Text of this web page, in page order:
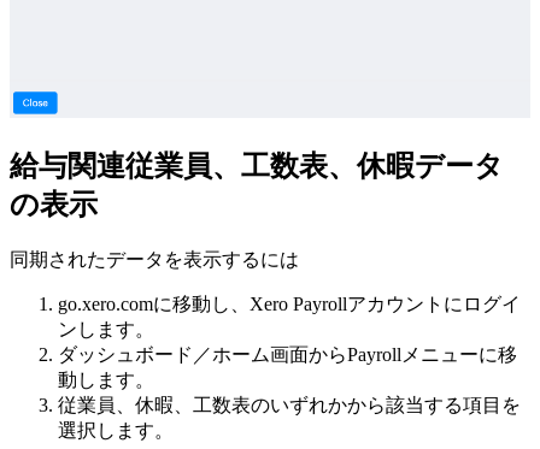
給与関連従業員、工数表、休暇データ
の表示
同期されたデータを表示するには
go.xero.comに移動し、Xero Payrollアカウントにログイ
ンします。
ダッシュボード／ホーム画面からPayrollメニューに移
動します。
従業員、休暇、工数表のいずれかから該当する項目を
選択します。